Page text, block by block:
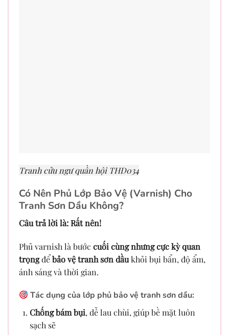
Tranh cửu ngư quần hội THD034
Có Nên Phủ Lớp Bảo Vệ (Varnish) Cho
Tranh Sơn Dầu Không?
Câu trả lời là: Rất nên!
Phủ varnish là bước cuối cùng nhưng cực kỳ quan
trọngđểbảo vệ tranh sơn dầukhỏi bụi bẩn, độ ẩm,
ánh sáng và thời gian.
Tác dụng của lớp phủ bảo vệ tranh sơn dầu:
Chống bám bụi, dễ lau chùi, giúp bề mặt luôn
sạch sẽ